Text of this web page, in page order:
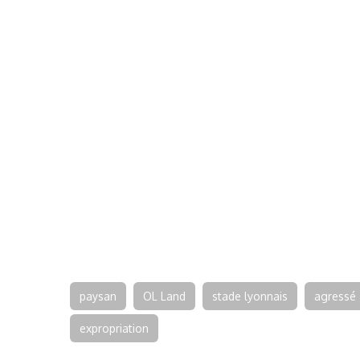
paysan OL Land stade lyonnais agressé
expropriation